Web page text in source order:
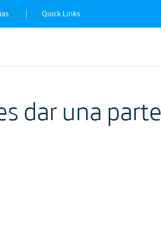
Quick Links
dar una parte